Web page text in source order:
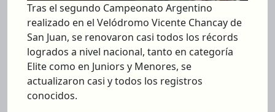
Tras el segundo Campeonato Argentino
realizado en el Velódromo Vicente Chancay de
San Juan, se renovaron casi todos los récords
logrados a nivel nacional, tanto en categoría
Elite como en Juniors y Menores, se
actualizaron casi y todos los registros
conocidos.